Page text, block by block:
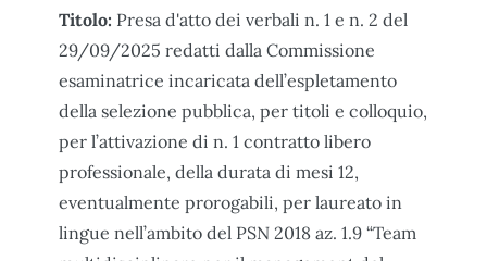
Titolo: Presa d'atto dei verbali n. 1 e n. 2 del
29/09/2025 redatti dalla Commissione
esaminatrice incaricata dell’espletamento
della selezione pubblica, per titoli e colloquio,
per l’attivazione di n. 1 contratto libero
professionale, della durata di mesi 12,
eventualmente prorogabili, per laureato in
lingue nell’ambito del PSN 2018 az. 1.9 “Team